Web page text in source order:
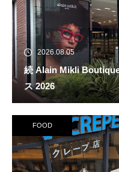
2026.08.05
続 Alain Mikli
ス 2026
FOOD